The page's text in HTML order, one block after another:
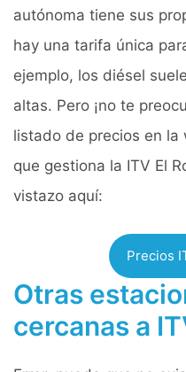
autónoma tiene sus
hay una tarifa única
ejemplo, los diésel
altas. Pero ¡no te
listado de precios en
que gestiona la ITV El
vistazo aquí:
Precios
Otras
cercanas a